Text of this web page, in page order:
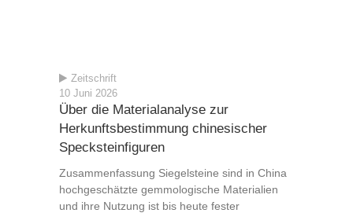
Zeitschrift
10 Juni 2026
Über die Materialanalyse zur
Herkunftsbestimmung chinesischer
Specksteinfiguren
Zusammenfassung Siegelsteine sind in China
hochgeschätzte gemmologische Materialien
und ihre Nutzung ist bis heute fester